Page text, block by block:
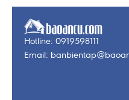
Hotline: 0919598111
Email: